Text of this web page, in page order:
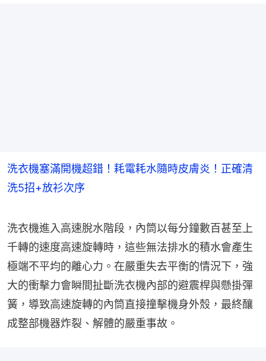
洗衣機塞滿開機超錯！耗電耗水隨時皮膚炎！正確清
洗5招+放衫次序
洗衣機進入高速脫水階段，內筒以每分鐘數百甚至上
千轉的速度高速旋轉時，這些無法排水的積水會產生
極端不平均的離心力。在嚴重失去平衡的情況下，強
大的衝擊力會瞬間扯斷洗衣機內部的避震桿與懸掛彈
簧，導致高速旋轉的內筒直接撞擊機身外殼，最終釀
成整部機器炸裂、解體的嚴重事故。